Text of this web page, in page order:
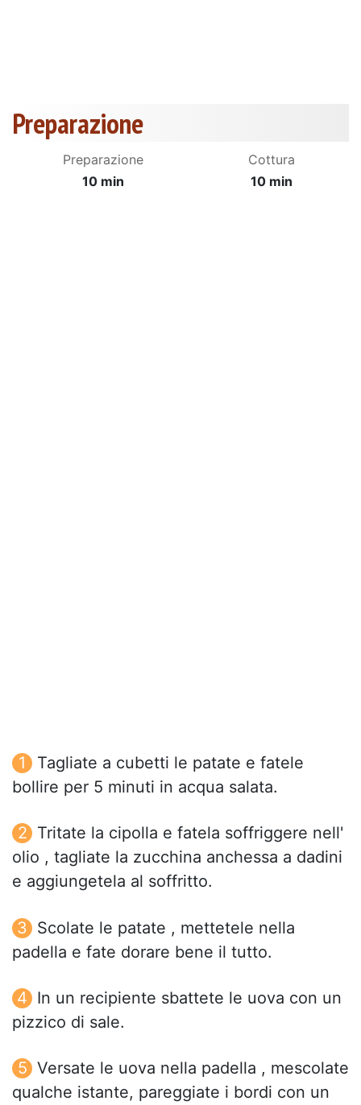
Preparazione
Preparazione
10 min
Cottura
10 min
Tagliate a cubetti le patate e fatele
bollire per 5 minuti in acqua salata.
Tritate la cipolla e fatela soffriggere nell'
olio , tagliate la zucchina anchessa a dadini
e aggiungetela al soffritto.
Scolate le patate , mettetele nella
padella e fate dorare bene il tutto.
In un recipiente sbattete le uova con un
pizzico di sale.
Versate le uova nella padella , mescolate
qualche istante, pareggiate i bordi con un